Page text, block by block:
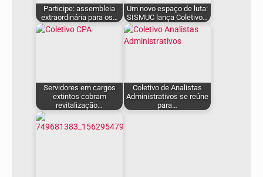
Participe: assembleia
extraordinária para os…
Um novo espaço de luta:
SISMUC lança Coletivo…
Servidores em cargos
extintos cobram
revitalização…
Coletivo de Analistas
Administrativos se reúne
para…